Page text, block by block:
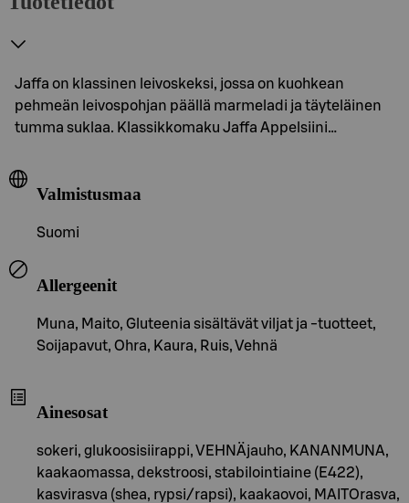
Jaffa on klassinen leivoskeksi, jossa on kuohkean
pehmeän leivospohjan päällä marmeladi ja täyteläinen
tumma suklaa. Klassikkomaku Jaffa Appelsiini…
Valmistusmaa
Suomi
Allergeenit
Muna, Maito, Gluteenia sisältävät viljat ja -tuotteet,
Soijapavut, Ohra, Kaura, Ruis, Vehnä
Ainesosat
sokeri, glukoosisiirappi, VEHNÄjauho, KANANMUNA,
kaakaomassa, dekstroosi, stabilointiaine (E422),
kasvirasva (shea, rypsi/rapsi), kaakaovoi, MAITOrasva,